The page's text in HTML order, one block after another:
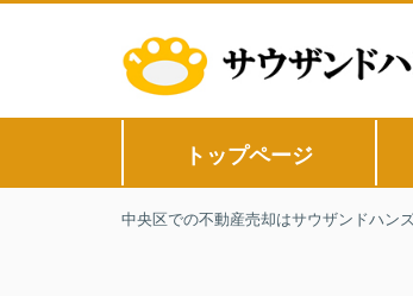
トップページ
中央区での不動産売却はサウザンドハン